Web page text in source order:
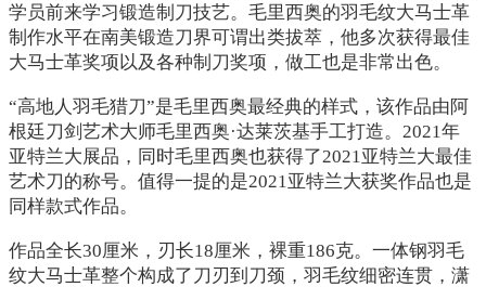
学员前来学习锻造制刀技艺。毛里西奥的羽毛纹大马士革
制作水平在南美锻造刀界可谓出类拔萃，他多次获得最佳
大马士革奖项以及各种制刀奖项，做工也是非常出色。
“高地人羽毛猎刀”是毛里西奥最经典的样式，该作品由阿
根廷刀剑艺术大师毛里西奥·达莱茨基手工打造。2021年
亚特兰大展品，同时毛里西奥也获得了2021亚特兰大最佳
艺术刀的称号。值得一提的是2021亚特兰大获奖作品也是
同样款式作品。
作品全长30厘米，刃长18厘米，裸重186克。一体钢羽毛
纹大马士革整个构成了刀刃到刀颈，羽毛纹细密连贯，潇